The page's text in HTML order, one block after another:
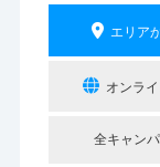
エリア
オンラ
全キャン